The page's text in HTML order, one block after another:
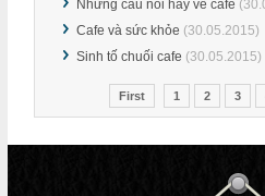
Những câu nói hay về cafe
Cafe và sức khỏe (30.05.2015)
Sinh tố chuối cafe (30.05.2015)
First 1 2 3